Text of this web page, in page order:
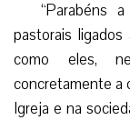
“Parabéns
pastorais
como eles,
concretamente a
Igreja e na